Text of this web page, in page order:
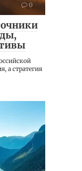
0
а стратегия